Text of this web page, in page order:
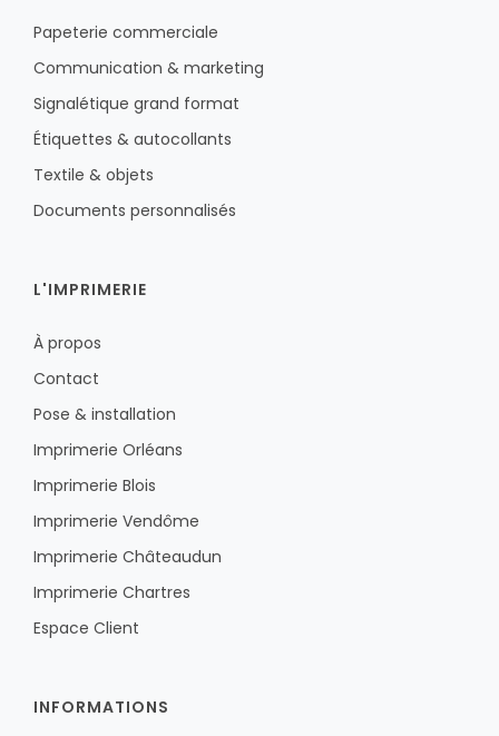
Papeterie commerciale
Communication & marketing
Signalétique grand format
Étiquettes & autocollants
Textile & objets
Documents personnalisés
L'IMPRIMERIE
À propos
Contact
Pose & installation
Imprimerie Orléans
Imprimerie Blois
Imprimerie Vendôme
Imprimerie Châteaudun
Imprimerie Chartres
Espace Client
INFORMATIONS